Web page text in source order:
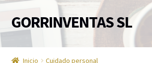
Ir
a
navegación
Ir
al
contenido
GORRINVENTAS SL
Inicio
Inicio Cuidado personal